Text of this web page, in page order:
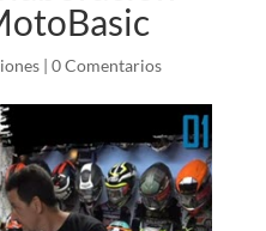
| 0 Comentarios